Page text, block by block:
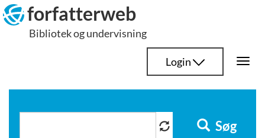
Hop
til
indhold
forfatterweb
Bibliotek og undervisning
Login
Søg